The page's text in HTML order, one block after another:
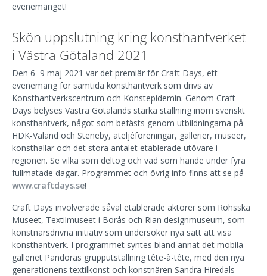
evenemanget!
Skön uppslutning kring konsthantverket
i Västra Götaland 2021
Den 6–9 maj 2021 var det premiär för Craft Days, ett
evenemang för samtida konsthantverk som drivs av
Konsthantverkscentrum och Konstepidemin. Genom Craft
Days belyses Västra Götalands starka ställning inom svenskt
konsthantverk, något som befästs genom utbildningarna på
HDK-Valand och Steneby, ateljéföreningar, gallerier, museer,
konsthallar och det stora antalet etablerade utövare i
regionen. Se vilka som deltog och vad som hände under fyra
fullmatade dagar. Programmet och övrig info finns att se på
www.craftdays.se!
Craft Days involverade såväl etablerade aktörer som Röhsska
Museet, Textilmuseet i Borås och Rian designmuseum, som
konstnärsdrivna initiativ som undersöker nya sätt att visa
konsthantverk. I programmet syntes bland annat det mobila
galleriet Pandoras grupputställning tête-à-tête, med den nya
generationens textilkonst och konstnären Sandra Hiredals